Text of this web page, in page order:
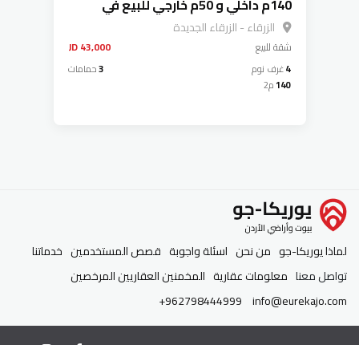
140م داخلي و 50م خارجي للبيع في
الزرقاء الجديدة
الزرقاء - الزرقاء الجديدة
شقةللبيع 43,000 JD
4غرف نوم 3حمامات
140م2
لماذا يوريكا-جو من نحن اسئلة واجوبة قصص المستخدمين خدماتنا
تواصل معنا معلومات عقارية المخمنين العقاريين المرخصين
info@eurekajo.com
+962798444999